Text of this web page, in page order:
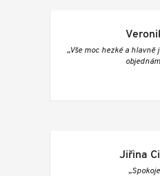
„Vše moc hezké a
Jiřina